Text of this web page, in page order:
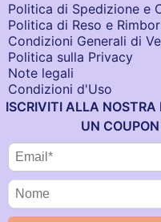
Politica di Spedizione e
Politica di Reso e
Condizioni Generali di
Politica sulla Privacy
Note legali
Condizioni d'Uso
ISCRIVITI ALLA NOSTRA
UN